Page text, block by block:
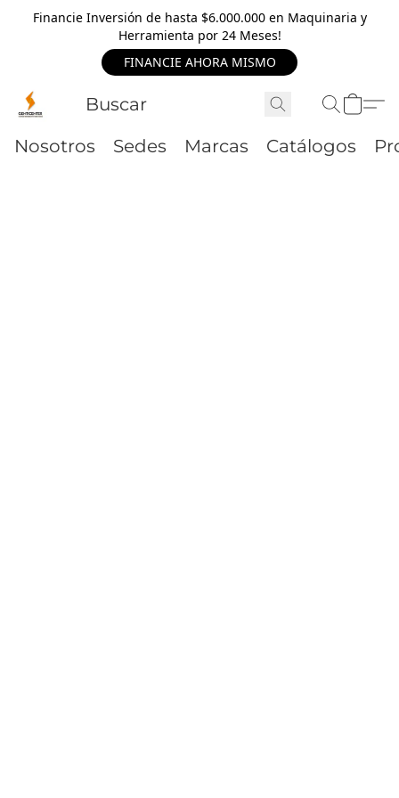
Financie Inversión de hasta $6.000.000 en Maquinaria y
Herramienta por 24 Meses!
FINANCIE AHORA MISMO
Nosotros Sedes Marcas Catálogos